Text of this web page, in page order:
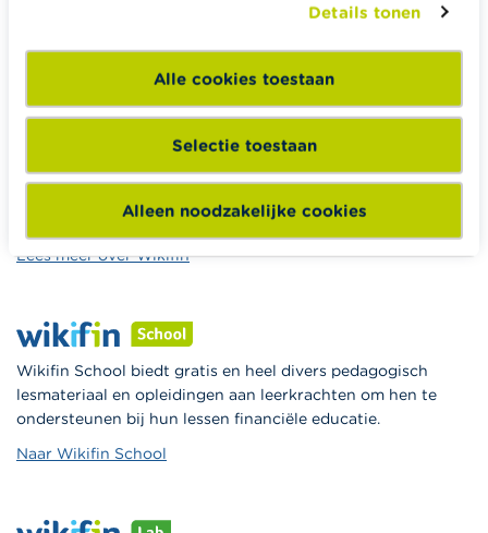
Details tonen
Alle cookies toestaan
Selectie toestaan
Alleen noodzakelijke cookies
Woning en hypothecaire lening
Wikifin.be helpt je bij financiële beslissingen. Ze stelt gratis
onafhankelijk van private financiële spelers.
Lees meer over Wikifin
Wikifin School biedt gratis en heel divers pedagogisch
lesmateriaal en opleidingen aan leerkrachten om hen te
ondersteunen bij hun lessen financiële educatie.
Naar Wikifin School